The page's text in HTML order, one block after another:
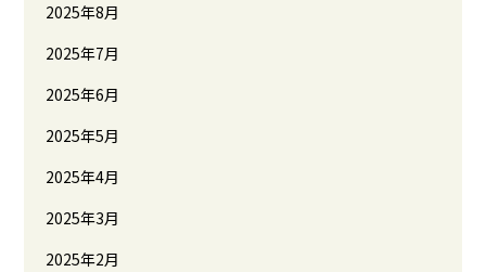
2025年8月
2025年7月
2025年6月
2025年5月
2025年4月
2025年3月
2025年2月